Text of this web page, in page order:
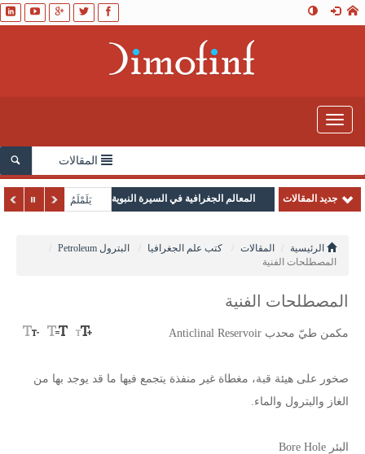
Toggle
navigation
المقالات
جديد المقالات المعالم الجغرافية في السيرة النبوية يَلَمْلَمُ
الرئيسية المقالات كتب علم الجغرافيا
البترول Petroleum
المصطلحات الفنية
المصطلحات الفنية
مكمن طيّ محدب Anticlinal Reservoir
صخور على هيئة قبة، مغطاة غير منفذة يتجمع فيها ما قد يوجد بها من
الغاز والبترول والماء.
البئر Bore Hole